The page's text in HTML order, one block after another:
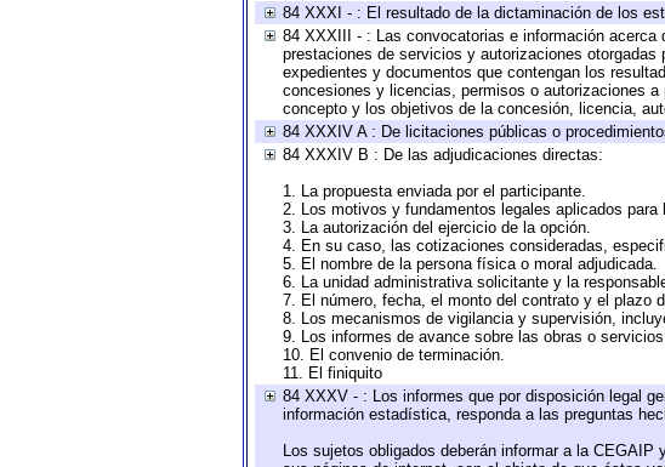
84 XXXI - : El resultado de la dictaminación de los
84 XXXIII - : Las convocatorias e información
prestaciones de servicios y autorizaciones
expedientes y documentos que contengan los
concesiones y licencias, permisos o autorizaciones
concepto y los objetivos de la concesión, licencia,
84 XXXIV A : De licitaciones públicas o
84 XXXIV B : De las adjudicaciones directas:
1. La propuesta enviada por el participante.
2. Los motivos y fundamentos legales aplicados para
3. La autorización del ejercicio de la opción.
4. En su caso, las cotizaciones consideradas,
5. El nombre de la persona física o moral adjudicada.
6. La unidad administrativa solicitante y la
7. El número, fecha, el monto del contrato y el plazo
8. Los mecanismos de vigilancia y supervisión,
9. Los informes de avance sobre las obras o
10. El convenio de terminación.
11. El finiquito
84 XXXV - : Los informes que por disposición legal
información estadística, responda a las preguntas
Los sujetos obligados deberán informar a la